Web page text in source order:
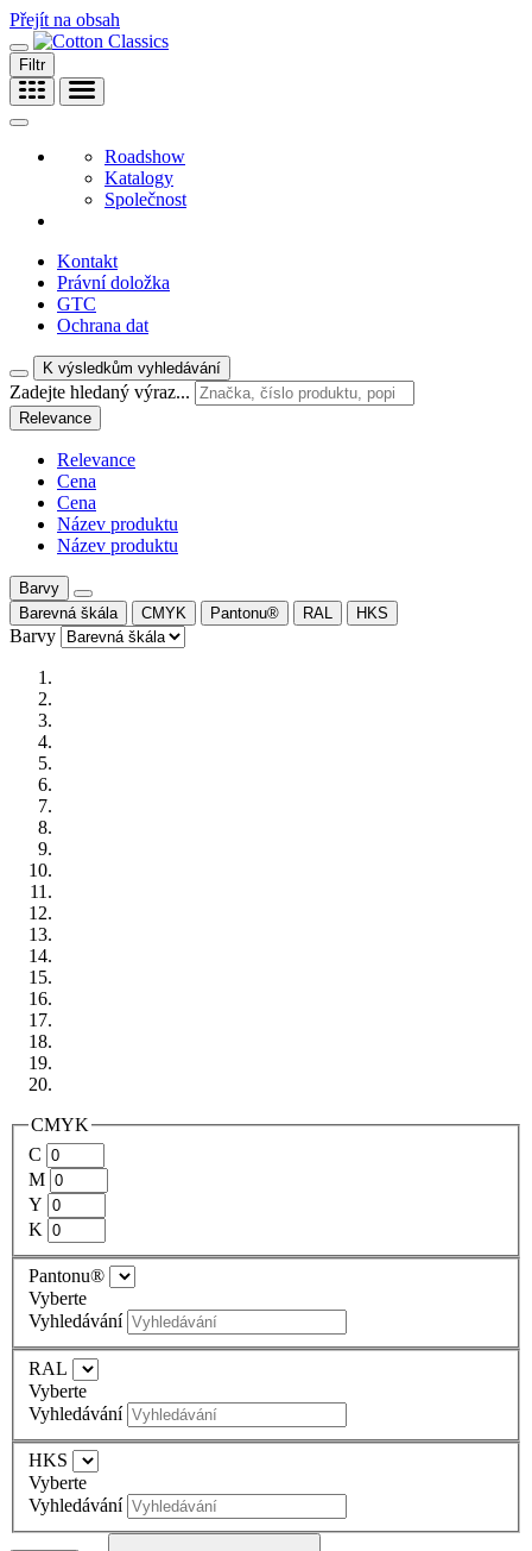
Přejít na obsah
Filtr
Roadshow
Katalogy
Společnost
Kontakt
Právní doložka
GTC
Ochrana dat
K výsledkům vyhledávání
Zadejte hledaný výraz...
Relevance
Relevance
Cena
Cena
Název produktu
Název produktu
Barvy
Barevná škála
CMYK Pantonu® RAL HKS
Barvy
CMYK
C
M
Y
K
Pantonu®
Vyberte
Vyhledávání
RAL
Vyberte
Vyhledávání
HKS
Vyberte
Vyhledávání